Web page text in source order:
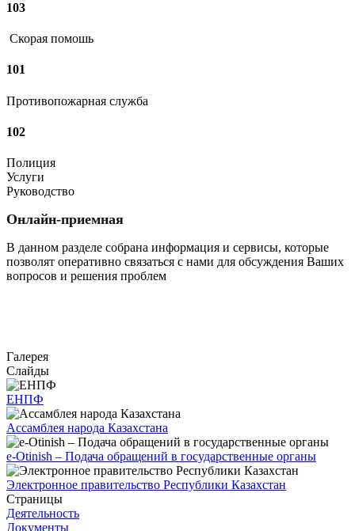
103
Скорая помошь
101
Противопожарная служба
102
Полиция
Услуги
Руководство
Онлайн-приемная
В данном разделе собрана информация и сервисы, которые
позволят оперативно связаться с нами для обсуждения Ваших
вопросов и решения проблем
Галерея
Слайды
ЕНПФ
Ассамблея народа Казахстана
e-Otinish – Подача обращений в государственные органы
Электронное правительство Республики Казахстан
Страницы
Деятельность
Документы